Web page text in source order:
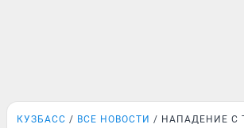
КУЗБАСС ВСЕ НОВОСТИ НАПАДЕНИЕ С